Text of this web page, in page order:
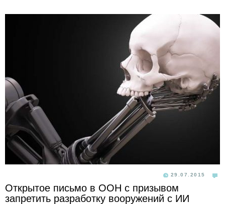
29.07.2015
Открытое письмо в ООН с призывом
запретить разработку вооружений c ИИ